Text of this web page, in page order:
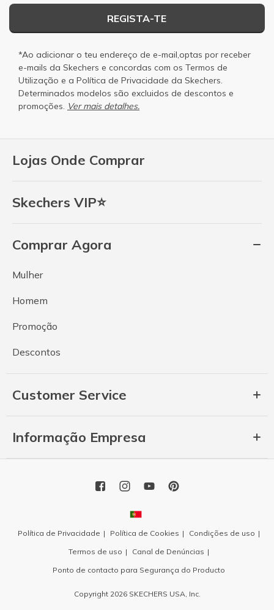
Lojas Onde Comprar
Skechers VIP⭐
Comprar Agora
Mulher
Homem
Promoção
Descontos
Customer Service
Informação Empresa
REGISTA-TE
*Ao adicionar o teu endereço de e-mail,optas por receber
e-mails da Skechers e concordas com os Termos de
Utilização e a Política de Privacidade da Skechers.
Determinados modelos são excluidos de descontos e
promoções. Ver mais detalhes.
Política de Privacidade Política de Cookies
Condições de uso
Termos de uso
Canal de Denúncias
Ponto de contacto para Segurança do Producto
Copyright 2026 SKECHERS USA, Inc.